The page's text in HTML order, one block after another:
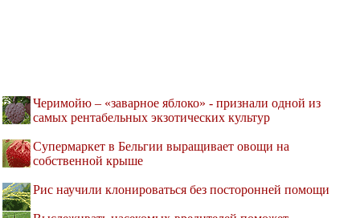
Черимойю – «заварное яблоко» - признали одной из
самых рентабельных экзотических культур
Супермаркет в Бельгии выращивает овощи на
собственной крыше
Рис научили клонироваться без посторонней помощи